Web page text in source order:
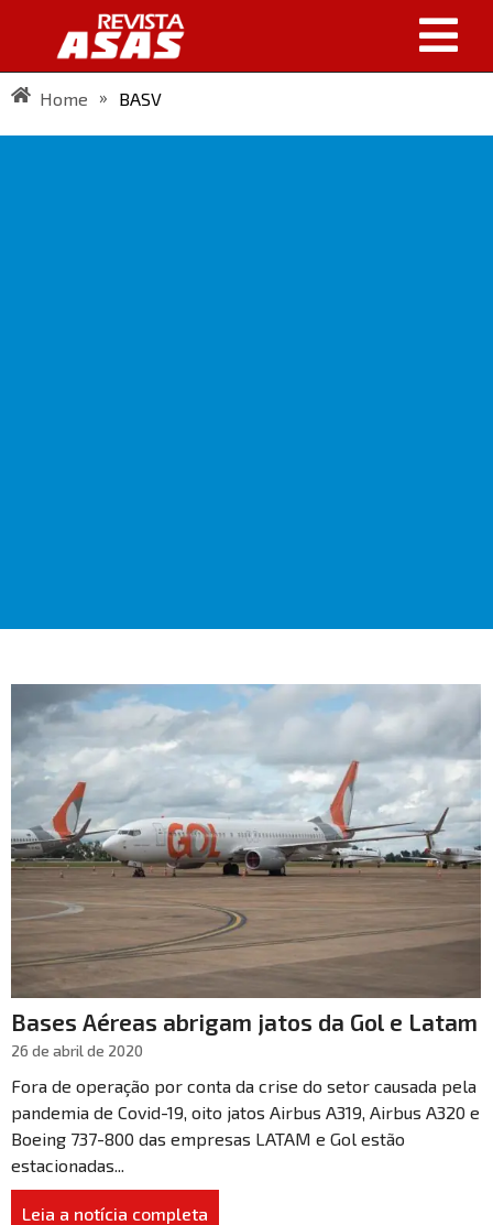
Home » BASV
Bases Aéreas abrigam jatos da Gol e Latam
26 de abril de 2020
Fora de operação por conta da crise do setor causada pela
pandemia de Covid-19, oito jatos Airbus A319, Airbus A320 e
Boeing 737-800 das empresas LATAM e Gol estão
estacionadas...
Leia a notícia completa